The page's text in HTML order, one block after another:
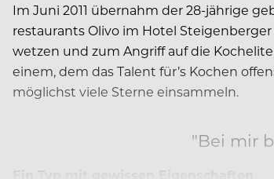
Im Juni 2011 übernahm der 28-jährige
restaurants Olivo im Hotel
wetzen und zum Angriff auf die
einem, dem das Talent für’s Kochen
möglichst viele Sterne einsammeln.
"Bei mir